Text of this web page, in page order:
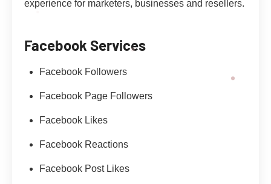
experience for marketers, businesses and resellers.
Facebook Services
Facebook Followers
Facebook Page Followers
Facebook Likes
Facebook Reactions
Facebook Post Likes